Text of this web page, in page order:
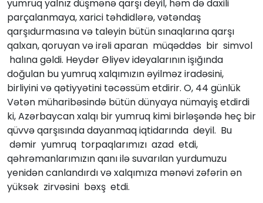
yumruq yalnız düşmənə qarşı deyil, həm də daxili
parçalanmaya, xarici təhdidlərə, vətəndaş
qarşıdurmasına və taleyin bütün sınaqlarına qarşı
qalxan, qoruyan və irəli aparan müqəddəs bir simvol
halına gəldi. Heydər Əliyev ideyalarının işığında
doğulan bu yumruq xalqımızın əyilməz iradəsini,
birliyini və qətiyyətini təcəssüm etdirir. O, 44 günlük
Vətən müharibəsində bütün dünyaya nümayiş etdirdi
ki, Azərbaycan xalqı bir yumruq kimi birləşəndə heç bir
qüvvə qarşısında dayanmaq iqtidarında deyil. Bu
dəmir yumruq torpaqlarımızı azad etdi,
qəhrəmanlarımızın qanı ilə suvarılan yurdumuzu
yenidən canlandırdı və xalqımıza mənəvi zəfərin ən
yüksək zirvəsini bəxş etdi.